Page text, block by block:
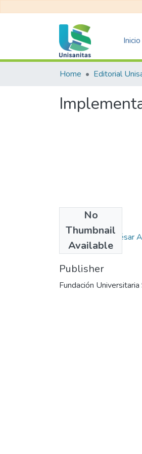
Inicio
Home Editorial
No
Thumbnail
Available
Authors
Gómez Acosta, César
Publisher
Fundación Universitaria